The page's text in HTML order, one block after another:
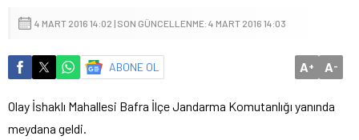
4 MART 2016 14:02 | SON GÜNCELLENME: 4 MART 2016 14:03
ABONE OL A+ A-
Olay İshaklı Mahallesi Bafra İlçe Jandarma Komutanlığı yanında
meydana geldi.